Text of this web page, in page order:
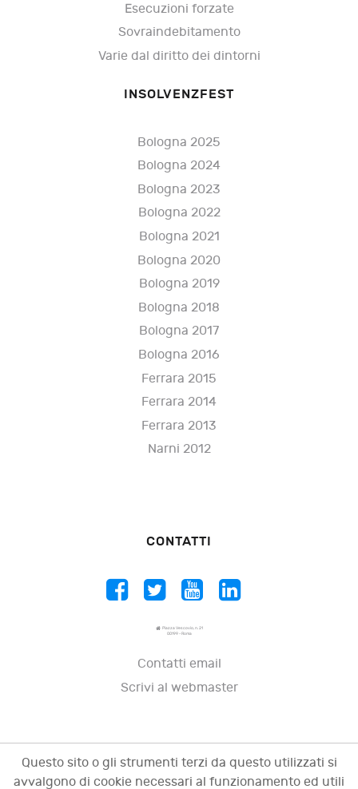
Esecuzioni forzate
Sovraindebitamento
Varie dal diritto dei dintorni
INSOLVENZFEST
Bologna 2025
Bologna 2024
Bologna 2023
Bologna 2022
Bologna 2021
Bologna 2020
Bologna 2019
Bologna 2018
Bologna 2017
Bologna 2016
Ferrara 2015
Ferrara 2014
Ferrara 2013
Narni 2012
CONTATTI
Piazza Vescovio, n. 21
00199 - Roma
Contatti email
Scrivi al webmaster
Questo sito o gli strumenti terzi da questo utilizzati si
avvalgono di cookie necessari al funzionamento ed utili